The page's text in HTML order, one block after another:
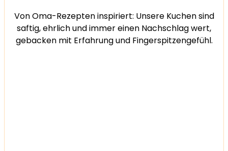
Von Oma-Rezepten inspiriert: Unsere Kuchen sind
saftig, ehrlich und immer einen Nachschlag wert,
gebacken mit Erfahrung und Fingerspitzengefühl.